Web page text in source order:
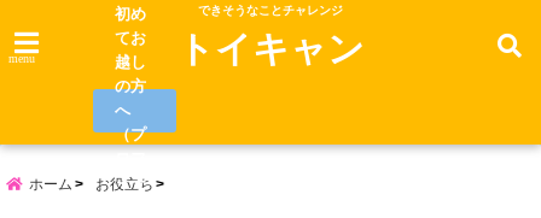
できそうなことチャレンジ
menu トイキャン
初め
てお
越し
の方
へ
（プ
ィー
ホーム お役立ち